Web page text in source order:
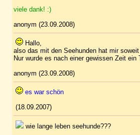
viele dank! :)
anonym (23.09.2008)
Hallo,
also das mit den Seehunden hat mir
Nur wurde es nach einer gewissen Zeit ein
anonym (23.09.2008)
es war schön
(18.09.2007)
wie lange leben seehunde???